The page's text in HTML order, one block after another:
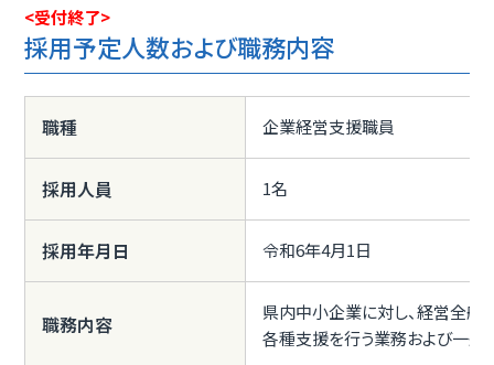
<受付終了>
採用予定人数および職務内容
職種 企業経営支援職員
採用人員 1名
採用年月日 令和6年4月1日
職務内容
県内中小企業に対し、経営全般
各種支援を行う業務および一般